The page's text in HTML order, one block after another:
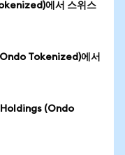
에서 스위스
Tokenized)에서
(Ondo